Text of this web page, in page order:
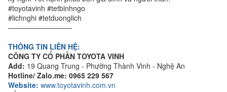
#toyotavinh #tetbinhngo
#lichnghi #tetduonglich
—————————
THÔNG TIN LIÊN HỆ:
CÔNG TY CỔ PHẦN TOYOTA VINH
Add: 19 Quang Trung - Phường Thành Vinh - Nghệ An
Hotline/ Zalo.me: 0965 229 567
Website: www.toyotavinh.com.vn